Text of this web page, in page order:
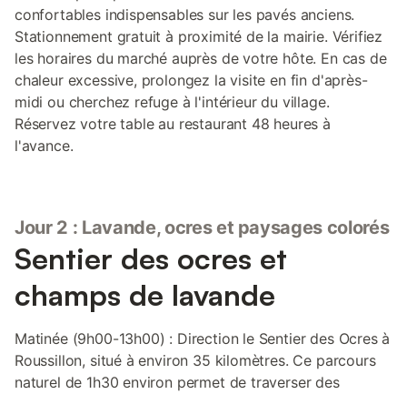
confortables indispensables sur les pavés anciens.
Stationnement gratuit à proximité de la mairie. Vérifiez
les horaires du marché auprès de votre hôte. En cas de
chaleur excessive, prolongez la visite en fin d'après-
midi ou cherchez refuge à l'intérieur du village.
Réservez votre table au restaurant 48 heures à
l'avance.
Jour 2 : Lavande, ocres et paysages colorés
Sentier des ocres et
champs de lavande
Matinée (9h00-13h00) : Direction le Sentier des Ocres à
Roussillon, situé à environ 35 kilomètres. Ce parcours
naturel de 1h30 environ permet de traverser des